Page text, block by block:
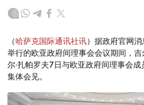
（哈萨克国际通讯社讯）据政府官网
举行的欧亚政府间理事会会议期间，
尔·扎帕罗夫7日与欧亚政府间理事会
集体会见。